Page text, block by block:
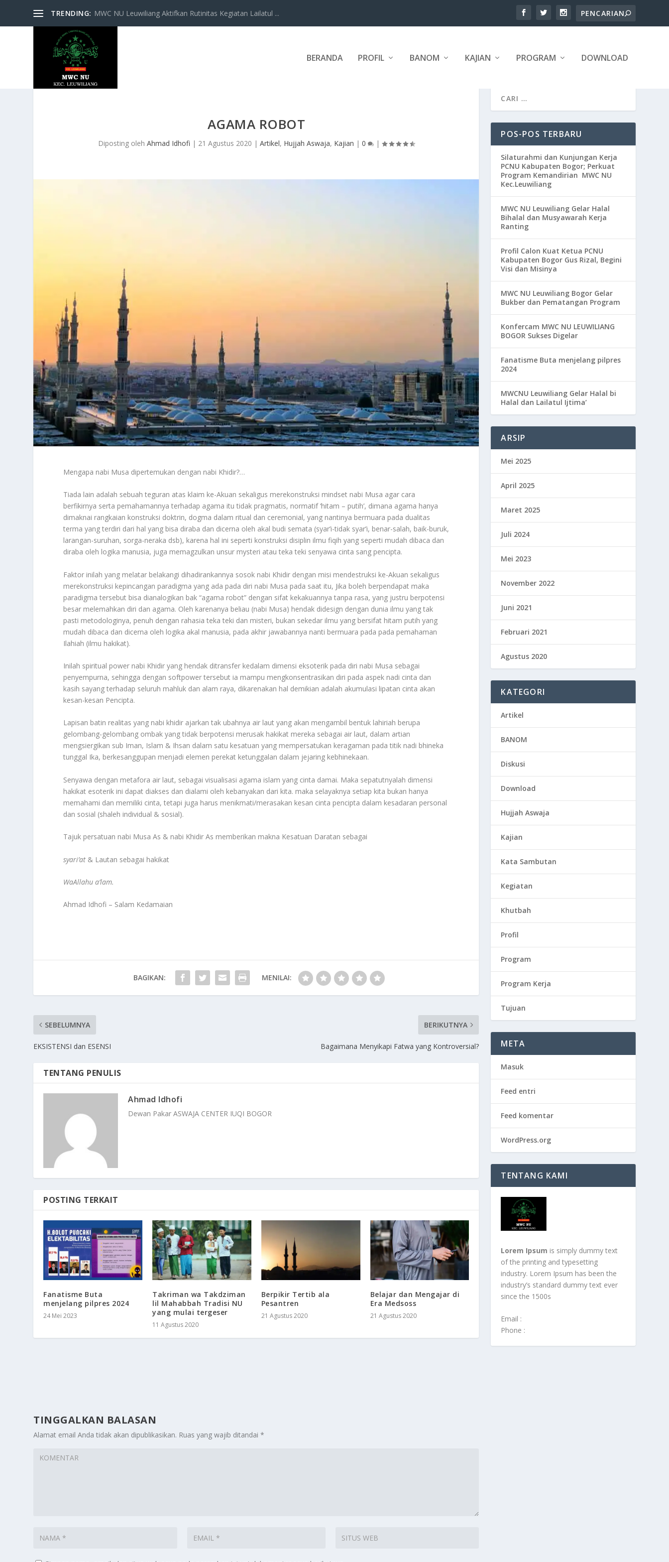
TRENDING: MWC NU Leuwiliang Aktifkan Rutinitas Kegiatan Lailatul ...
BERANDA PROFIL BANOM KAJIAN PROGRAM DOWNLOAD
AGAMA ROBOT
Diposting oleh Ahmad Idhofi | 21 Agustus 2020 | Artikel, Hujjah Aswaja, Kajian | 0 |
Mengapa nabi Musa dipertemukan dengan nabi Khidir?…
Tiada lain adalah sebuah teguran atas klaim ke-Akuan sekaligus merekonstruksi mindset nabi Musa agar cara
berfikirnya serta pemahamannya terhadap agama itu tidak pragmatis, normatif ‘hitam – putih’, dimana agama hanya
dimaknai rangkaian konstruksi doktrin, dogma dalam ritual dan ceremonial, yang nantinya bermuara pada dualitas
terma yang terdiri dari hal yang bisa diraba dan dicerna oleh akal budi semata (syar’i-tidak syar’i, benar-salah, baik-buruk,
larangan-suruhan, sorga-neraka dsb), karena hal ini seperti konstruksi disiplin ilmu fiqih yang seperti mudah dibaca dan
diraba oleh logika manusia, juga memagzulkan unsur mysteri atau teka teki senyawa cinta sang pencipta.
Faktor inilah yang melatar belakangi dihadirankannya sosok nabi Khidir dengan misi mendestruksi ke-Akuan sekaligus
merekonstruksi kepincangan paradigma yang ada pada diri nabi Musa pada saat itu, Jika boleh berpendapat maka
paradigma tersebut bisa dianalogikan bak “agama robot” dengan sifat kekakuannya tanpa rasa, yang justru berpotensi
besar melemahkan diri dan agama. Oleh karenanya beliau (nabi Musa) hendak didesign dengan dunia ilmu yang tak
pasti metodologinya, penuh dengan rahasia teka teki dan misteri, bukan sekedar ilmu yang bersifat hitam putih yang
mudah dibaca dan dicerna oleh logika akal manusia, pada akhir jawabannya nanti bermuara pada pada pemahaman
Ilahiah (ilmu hakikat).
Inilah spiritual power nabi Khidir yang hendak ditransfer kedalam dimensi eksoterik pada diri nabi Musa sebagai
penyempurna, sehingga dengan softpower tersebut ia mampu mengkonsentrasikan diri pada aspek nadi cinta dan
kasih sayang terhadap seluruh mahluk dan alam raya, dikarenakan hal demikian adalah akumulasi lipatan cinta akan
kesan-kesan Pencipta.
Lapisan batin realitas yang nabi khidir ajarkan tak ubahnya air laut yang akan mengambil bentuk lahiriah berupa
gelombang-gelombang ombak yang tidak berpotensi merusak hakikat mereka sebagai air laut, dalam artian
mengsiergikan sub Iman, Islam & Ihsan dalam satu kesatuan yang mempersatukan keragaman pada titik nadi bhineka
tunggal Ika, berkesanggupan menjadi elemen perekat ketunggalan dalam jejaring kebhinekaan.
Senyawa dengan metafora air laut, sebagai visualisasi agama islam yang cinta damai. Maka sepatutnyalah dimensi
hakikat esoterik ini dapat diakses dan dialami oleh kebanyakan dari kita. maka selayaknya setiap kita bukan hanya
memahami dan memiliki cinta, tetapi juga harus menikmati/merasakan kesan cinta pencipta dalam kesadaran personal
dan sosial (shaleh individual & sosial).
Tajuk persatuan nabi Musa As & nabi Khidir As memberikan makna Kesatuan Daratan sebagai
syari’at & Lautan sebagai hakikat
WaAllahu a’lam.
Ahmad Idhofi – Salam Kedamaian
BAGIKAN: MENILAI:
SEBELUMNYA
EKSISTENSI dan ESENSI
BERIKUTNYA
Bagaimana Menyikapi Fatwa yang Kontroversial?
TENTANG PENULIS
Ahmad Idhofi
Dewan Pakar ASWAJA CENTER IUQI BOGOR
POSTING TERKAIT
Fanatisme Buta
menjelang pilpres 2024
24 Mei 2023
Takriman wa Takdziman
lil Mahabbah Tradisi NU
yang mulai tergeser
11 Agustus 2020
Berpikir Tertib ala
Pesantren
21 Agustus 2020
Belajar dan Mengajar di
Era Medsoss
21 Agustus 2020
TINGGALKAN BALASAN
Alamat email Anda tidak akan dipublikasikan. Ruas yang wajib ditandai*
POS-POS TERBARU
Silaturahmi dan Kunjungan Kerja
PCNU Kabupaten Bogor; Perkuat
Program Kemandirian MWC NU
Kec.Leuwiliang
MWC NU Leuwiliang Gelar Halal
Bihalal dan Musyawarah Kerja
Ranting
Profil Calon Kuat Ketua PCNU
Kabupaten Bogor Gus Rizal, Begini
Visi dan Misinya
MWC NU Leuwiliang Bogor Gelar
Bukber dan Pematangan Program
Konfercam MWC NU LEUWILIANG
BOGOR Sukses Digelar
Fanatisme Buta menjelang pilpres
2024
MWCNU Leuwiliang Gelar Halal bi
Halal dan Lailatul Ijtima’
ARSIP
Mei 2025
April 2025
Maret 2025
Juli 2024
Mei 2023
November 2022
Juni 2021
Februari 2021
Agustus 2020
KATEGORI
Artikel
BANOM
Diskusi
Download
Hujjah Aswaja
Kajian
Kata Sambutan
Kegiatan
Khutbah
Profil
Program
Program Kerja
Tujuan
META
Masuk
Feed entri
Feed komentar
WordPress.org
TENTANG KAMI
Lorem Ipsum is simply dummy text
of the printing and typesetting
industry. Lorem Ipsum has been the
industry’s standard dummy text ever
since the 1500s
Email :
Phone :